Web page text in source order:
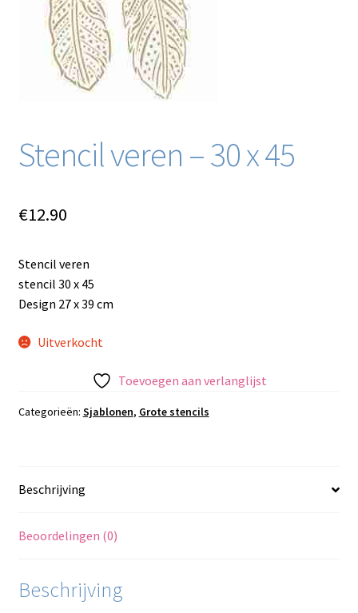
Blog / DIY / Tutorials
Over mij
Stencil veren – 30 x 45
€12.90
Stencil veren
stencil 30 x 45
Design 27 x 39 cm
Uitverkocht
Toevoegen aan verlanglijst
Categorieën: Sjablonen, Grote stencils
Beschrijving
Beoordelingen (0)
Beschrijving